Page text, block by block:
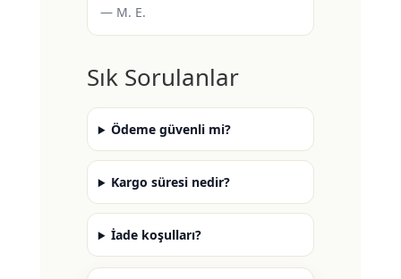
— M. E.
Sık Sorulanlar
Ödeme güvenli mi?
Kargo süresi nedir?
İade koşulları?